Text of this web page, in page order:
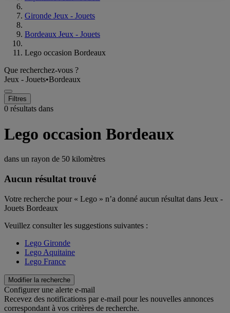
Gironde Jeux - Jouets
Bordeaux Jeux - Jouets
Lego occasion Bordeaux
Que recherchez-vous ?
Jeux - Jouets•Bordeaux
Filtres
0 résultats dans
Lego occasion Bordeaux
dans un rayon de 50 kilomètres
Aucun résultat trouvé
Votre recherche pour « Lego » n’a donné aucun résultat dans Jeux -
Jouets Bordeaux
Veuillez consulter les suggestions suivantes :
Lego Gironde
Lego Aquitaine
Lego France
Modifier la recherche
Configurer une alerte e-mail
Recevez des notifications par e-mail pour les nouvelles annonces
correspondant à vos critères de recherche.